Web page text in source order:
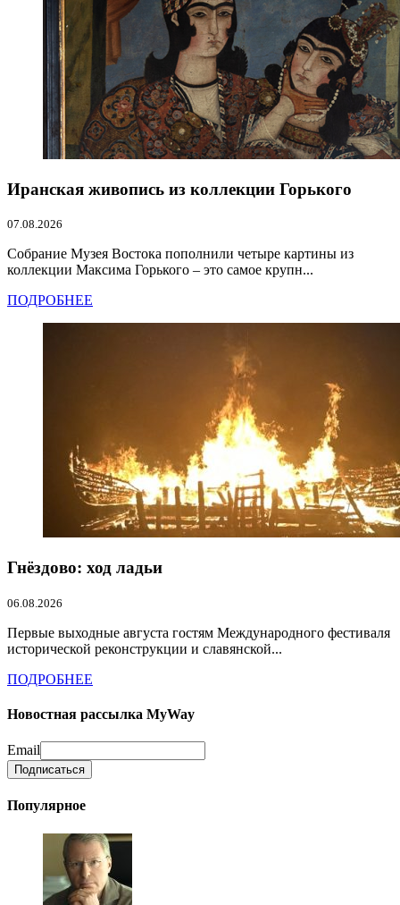
Иранская живопись из коллекции Горького
07.08.2026
Собрание Музея Востока пополнили четыре картины из
коллекции Максима Горького – это самое крупн...
ПОДРОБНЕЕ
Гнёздово: ход ладьи
06.08.2026
Первые выходные августа гостям Международного фестиваля
исторической реконструкции и славянской...
ПОДРОБНЕЕ
Новостная рассылка MyWay
Email
Популярное